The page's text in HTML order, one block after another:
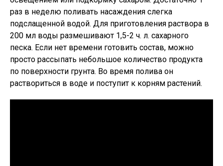
раз в неделю поливать насаждения слегка
подслащенной водой. Для приготовления раствора в
200 мл воды размешивают 1,5-2 ч. л. сахарного
песка. Если нет времени готовить состав, можно
просто рассыпать небольшое количество продукта
по поверхности грунта. Во время полива он
раствориться в воде и поступит к корням растений.